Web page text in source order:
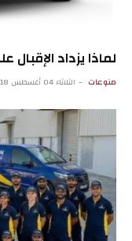
لماذا يزداد
منوعات الثلاثاء 04 أغسطس 6:18 م